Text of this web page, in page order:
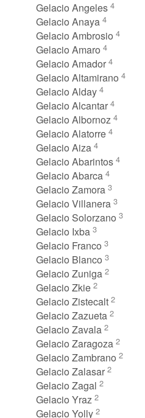
Gelacio Angeles4
Gelacio Anaya4
Gelacio Ambrosio4
Gelacio Amaro4
Gelacio Amador4
Gelacio Altamirano4
Gelacio Alday4
Gelacio Alcantar4
Gelacio Albornoz4
Gelacio Alatorre4
Gelacio Aiza4
Gelacio Abarintos4
Gelacio Abarca4
Gelacio Zamora3
Gelacio Villanera3
Gelacio Solorzano3
Gelacio Ixba3
Gelacio Franco3
Gelacio Blanco3
Gelacio Zuniga2
Gelacio Zkie2
Gelacio Zistecalt2
Gelacio Zazueta2
Gelacio Zavala2
Gelacio Zaragoza2
Gelacio Zambrano2
Gelacio Zalasar2
Gelacio Zagal2
Gelacio Yraz2
Gelacio Yolly2